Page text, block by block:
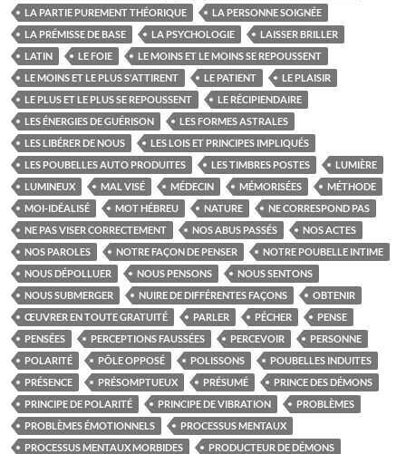
LA PARTIE PUREMENT THÉORIQUE
LA PERSONNE SOIGNÉE
LA PRÉMISSE DE BASE
LA PSYCHOLOGIE
LAISSER BRILLER
LATIN
LE FOIE
LE MOINS ET LE MOINS SE REPOUSSENT
LE MOINS ET LE PLUS S'ATTIRENT
LE PATIENT
LE PLAISIR
LE PLUS ET LE PLUS SE REPOUSSENT
LE RÉCIPIENDAIRE
LES ÉNERGIES DE GUÉRISON
LES FORMES ASTRALES
LES LIBÉRER DE NOUS
LES LOIS ET PRINCIPES IMPLIQUÉS
LES POUBELLES AUTO PRODUITES
LES TIMBRES POSTES
LUMIÈRE
LUMINEUX
MAL VISÉ MÉDECIN MÉMORISÉES
MÉTHODE
MOI-IDÉALISÉ
MOT HÉBREU NATURE
NE CORRESPOND PAS
NE PAS VISER CORRECTEMENT
NOS ABUS PASSÉS
NOS ACTES
NOS PAROLES
NOTRE FAÇON DE PENSER
NOTRE POUBELLE INTIME
NOUS DÉPOLLUER
NOUS PENSONS
NOUS SENTONS
NOUS SUBMERGER
NUIRE DE DIFFÉRENTES FAÇONS
OBTENIR
ŒUVRER EN TOUTE GRATUITÉ
PARLER PÉCHER
PENSE
PENSÉES
PERCEPTIONS FAUSSÉES PERCEVOIR
PERSONNE
POLARITÉ
PÔLE OPPOSÉ POLISSONS
POUBELLES INDUITES
PRÉSENCE
PRÉSOMPTUEUX PRÉSUMÉ
PRINCE DES DÉMONS
PRINCIPE DE POLARITÉ
PRINCIPE DE VIBRATION
PROBLÈMES
PROBLÈMES ÉMOTIONNELS
PROCESSUS MENTAUX
PROCESSUS MENTAUX MORBIDES
PRODUCTEUR DE DÉMONS